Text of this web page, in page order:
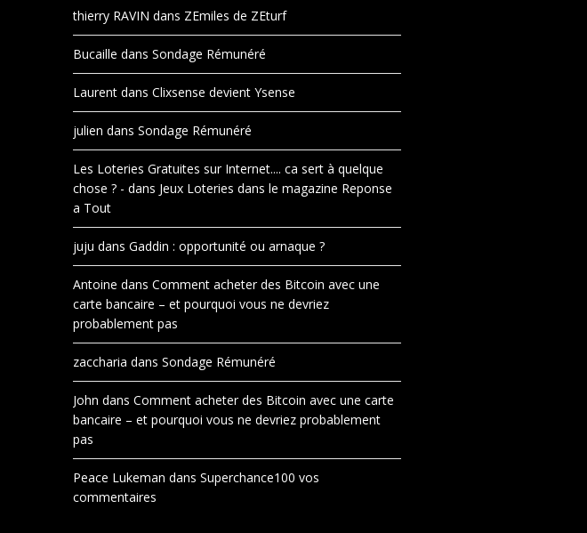
thierry RAVIN dans ZEmiles de ZEturf
Bucaille dans Sondage Rémunéré
Laurent dans Clixsense devient Ysense
julien dans Sondage Rémunéré
Les Loteries Gratuites sur Internet.... ca sert à quelque
chose ? - dans Jeux Loteries dans le magazine Reponse
a Tout
juju dans Gaddin : opportunité ou arnaque ?
Antoine dans Comment acheter des Bitcoin avec une
carte bancaire – et pourquoi vous ne devriez
probablement pas
zaccharia dans Sondage Rémunéré
John dans Comment acheter des Bitcoin avec une carte
bancaire – et pourquoi vous ne devriez probablement
pas
Peace Lukeman dans Superchance100 vos
commentaires